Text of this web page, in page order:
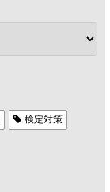
検定対策